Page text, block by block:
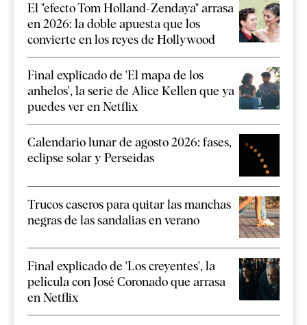
El "efecto Tom Holland-Zendaya" arrasa
en 2026: la doble apuesta que los
convierte en los reyes de Hollywood
Final explicado de 'El mapa de los
anhelos', la serie de Alice Kellen que ya
puedes ver en Netflix
Calendario lunar de agosto 2026: fases,
eclipse solar y Perseidas
Trucos caseros para quitar las manchas
negras de las sandalias en verano
Final explicado de 'Los creyentes', la
película con José Coronado que arrasa
en Netflix